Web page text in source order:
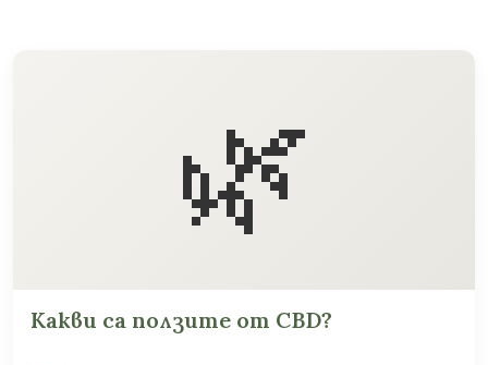
🌿
Какви са ползите от CBD?